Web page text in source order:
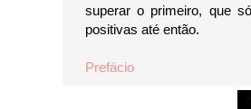
superar o primeiro, que
positivas até então.
Prefácio